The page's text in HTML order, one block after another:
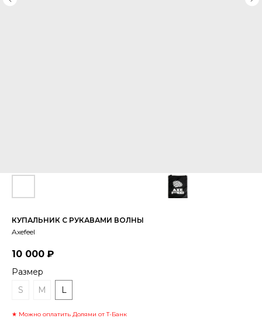
КУПАЛЬНИК С РУКАВАМИ ВОЛНЫ
Axefeel
10 000 ₽
Размер
S
M L
★ Можно оплатить Долями от Т-Банк